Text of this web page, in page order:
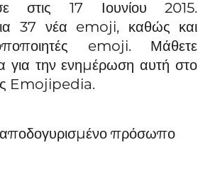
στις 17 Ιουνίου 2015.
37 νέα emoji, καθώς και
emoji. Μάθετε
για την ενημέρωση αυτή στο
Emojipedia.
πρόσωπο